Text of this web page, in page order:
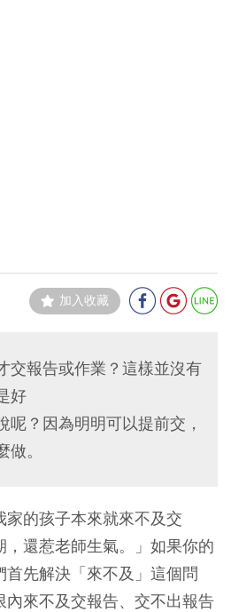
加入收藏
交報告或作業？這樣並沒有
好
呢？因為明明可以提前交，
。
家的孩子本來就來不及交
，還惹老師生氣。」如果你的
先解決「來不及」這個問
內來不及交報告、交不出報告